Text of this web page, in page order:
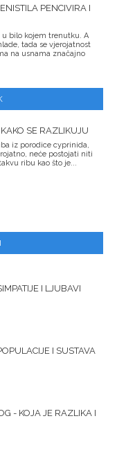
PENCIVIRA I
u bilo kojem trenutku. A
tada se vjerojatnost
na usnama značajno
SE RAZLIKUJU
iz porodice cyprinida,
neće postojati niti
ribu kao što je...
I LJUBAVI
I SUSTAVA
- KOJA JE RAZLIKA I